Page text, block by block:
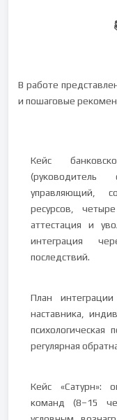
В работе
и пошаговые
Кейс
(руководитель
управляющий,
ресурсов,
аттестация и
интеграция
последствий.
План
наставника,
регулярная
Кейс «Сатурн»:
команд (8–15